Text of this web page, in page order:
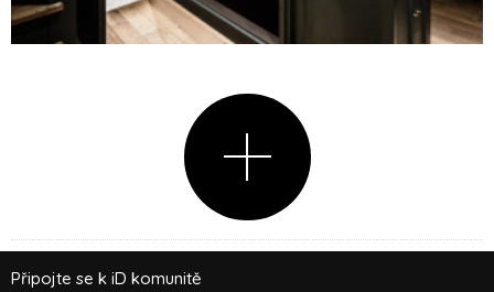
Připojte se k iD komunitě